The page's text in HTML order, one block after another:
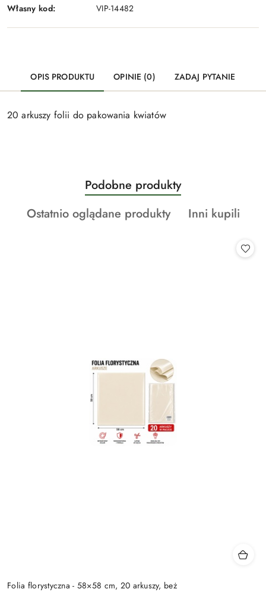
Własny kod: VIP-14482
OPIS PRODUKTU OPINIE (0) ZADAJ PYTANIE
20 arkuszy folii do pakowania kwiatów
Pomiń karuzelę produktów
Produkty
o
statusie:
Podobne produkty
Produkty
Ostatnio oglądane produkty
Produkty
Inni kupili
Folia florystyczna - 58×58 cm, 20 arkuszy, beż